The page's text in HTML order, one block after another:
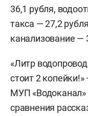
36,1 рубля,
такса — 27,2
канализование —
«Литр
стоит 2
МУП «Водоканал»
сравнения